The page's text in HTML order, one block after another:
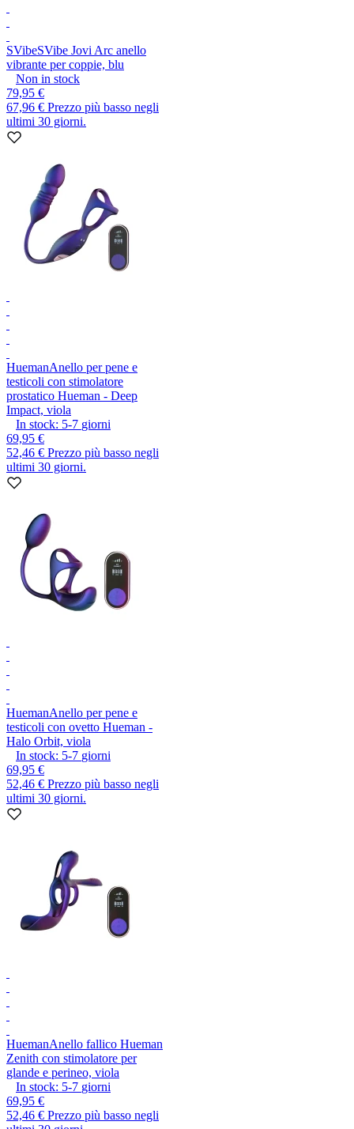
SVibeSVibe Jovi Arc anello
vibrante per coppie, blu
Non in stock
79,95 €
67,96 € Prezzo più basso negli
ultimi 30 giorni.
HuemanAnello per pene e
testicoli con stimolatore
prostatico Hueman - Deep
Impact, viola
In stock: 5-7 giorni
69,95 €
52,46 € Prezzo più basso negli
ultimi 30 giorni.
HuemanAnello per pene e
testicoli con ovetto Hueman -
Halo Orbit, viola
In stock: 5-7 giorni
69,95 €
52,46 € Prezzo più basso negli
ultimi 30 giorni.
HuemanAnello fallico Hueman
Zenith con stimolatore per
glande e perineo, viola
In stock: 5-7 giorni
69,95 €
52,46 € Prezzo più basso negli